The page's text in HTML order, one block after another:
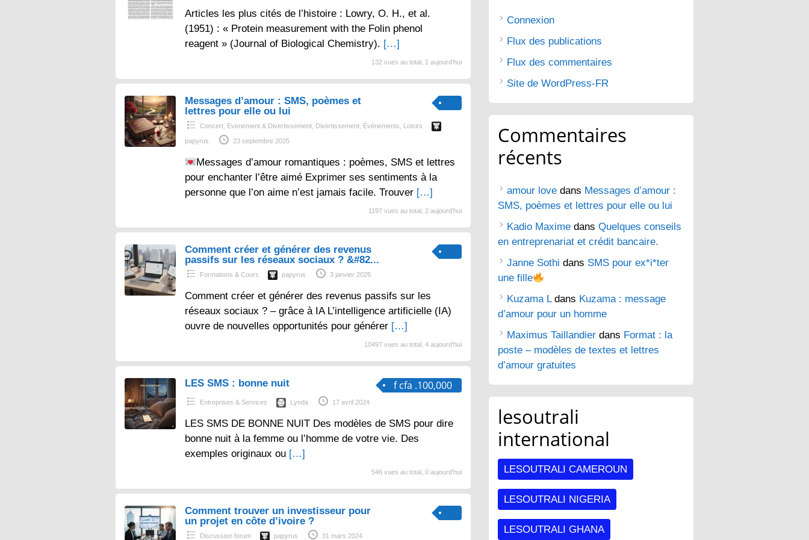
Articles les plus cités de l’histoire : Lowry, O. H., et al.
(1951) : « Protein measurement with the Folin phenol
reagent » (Journal of Biological Chemistry). […]
132 vues au total, 1 aujourd'hui
Messages d’amour : SMS, poèmes et
lettres pour elle ou lui
Concert, Evenement & Divertissement Divertissement Événements Loisirs
papyrus 23 septembre 2025
Messages d’amour romantiques : poèmes, SMS et lettres
pour enchanter l’être aimé Exprimer ses sentiments à la
personne que l’on aime n’est jamais facile. Trouver […]
1197 vues au total, 2 aujourd'hui
Comment créer et générer des revenus
passifs sur les réseaux sociaux ? &#82...
Formations & Cours papyrus 3 janvier 2025
Comment créer et générer des revenus passifs sur les
réseaux sociaux ? – grâce à IA L’intelligence artificielle (IA)
ouvre de nouvelles opportunités pour générer […]
10497 vues au total, 4 aujourd'hui
f cfa .100,000
LES SMS : bonne nuit
Entreprises & Services Lynda 17 avril 2024
LES SMS DE BONNE NUIT Des modèles de SMS pour dire
bonne nuit à la femme ou l’homme de votre vie. Des
exemples originaux ou […]
546 vues au total, 0 aujourd'hui
Comment trouver un investisseur pour
un projet en côte d’ivoire ?
Discussion forum papyrus 31 mars 2024
Connexion
Flux des publications
Flux des commentaires
Site de WordPress-FR
Commentaires
récents
amour love dans Messages d’amour :
SMS, poèmes et lettres pour elle ou lui
Kadio Maxime dans Quelques conseils
en entreprenariat et crédit bancaire.
Janne Sothi dans SMS pour ex*i*ter
une fille
Kuzama Ldans Kuzama : message
d’amour pour un homme
Maximus Taillandier dans Format : la
poste – modèles de textes et lettres
d’amour gratuites
lesoutrali
international
LESOUTRALI CAMEROUN
LESOUTRALI NIGERIA
LESOUTRALI GHANA